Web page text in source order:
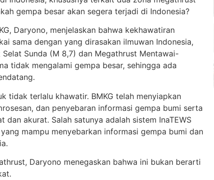
gempa besar akan segera terjadi di Indonesia?
Daryono, menjelaskan bahwa kekhawatiran
sama dengan yang dirasakan ilmuwan Indonesia,
Selat Sunda (M 8,7) dan Megathrust Mentawai-
tidak mengalami gempa besar, sehingga ada
tidak terlalu khawatir. BMKG telah menyiapkan
dan penyebaran informasi gempa bumi serta
akurat. Salah satunya adalah sistem InaTEWS
mampu menyebarkan informasi gempa bumi dan
Daryono menegaskan bahwa ini bukan berarti